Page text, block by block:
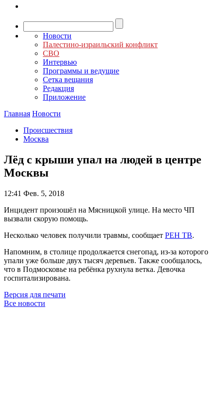
Новости
Палестино-израильский конфликт
СВО
Интервью
Программы и ведущие
Сетка вещания
Редакция
Приложение
Главная Новости
Происшествия
Москва
Лёд с крыши упал на людей в центре
Москвы
12:41 Фев. 5, 2018
Инцидент произошёл на Мясницкой улице. На место ЧП
вызвали скорую помощь.
Несколько человек получили травмы, сообщает РЕН ТВ.
Напомним, в столице продолжается снегопад, из-за которого
упали уже больше двух тысяч деревьев. Также сообщалось,
что в Подмосковье на ребёнка рухнула ветка. Девочка
госпитализирована.
Версия для печати
Все новости